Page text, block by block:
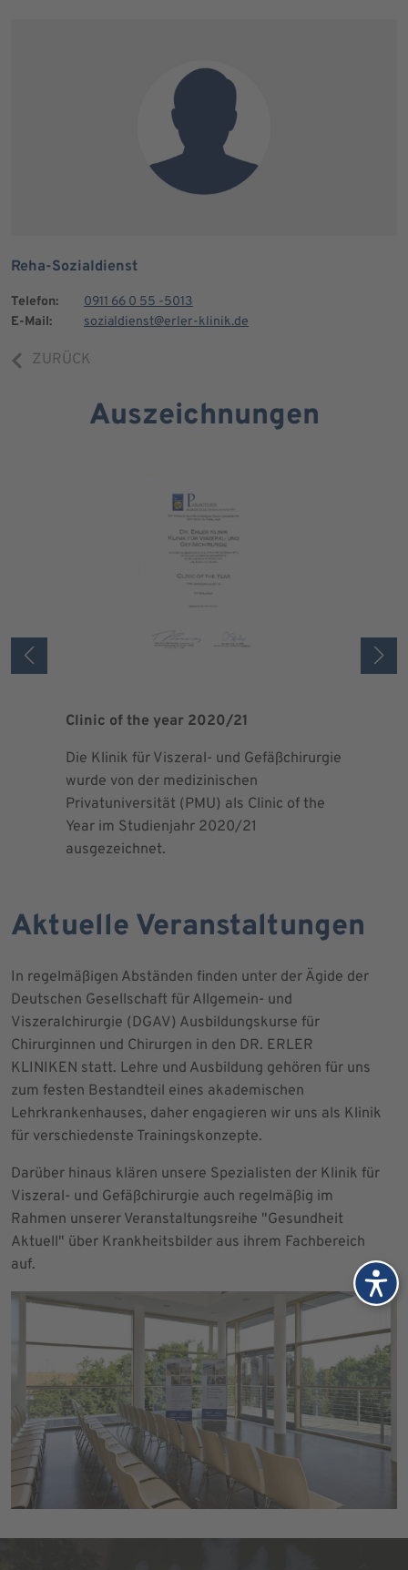
Reha-Sozialdienst
Telefon:
0911 66 0 55 -5013
E-Mail:
sozialdienst@erler-klinik.de
ZURÜCK
Auszeichnungen
Clinic of the year 2020/21
Die Klinik für Viszeral- und Gefäßchirurgie
wurde von der medizinischen
Privatuniversität (PMU) als Clinic of the
Year im Studienjahr 2020/21
ausgezeichnet.
Aktuelle Veranstaltungen
In regelmäßigen Abständen finden unter der Ägide der
Deutschen Gesellschaft für Allgemein- und
Viszeralchirurgie (DGAV) Ausbildungskurse für
Chirurginnen und Chirurgen in den DR. ERLER
KLINIKEN statt. Lehre und Ausbildung gehören für uns
zum festen Bestandteil eines akademischen
Lehrkrankenhauses, daher engagieren wir uns als Klinik
für verschiedenste Trainingskonzepte.
Darüber hinaus klären unsere Spezialisten der Klinik für
Viszeral- und Gefäßchirurgie auch regelmäßig im
Rahmen unserer Veranstaltungsreihe "Gesundheit
Aktuell" über Krankheitsbilder aus ihrem Fachbereich
auf.